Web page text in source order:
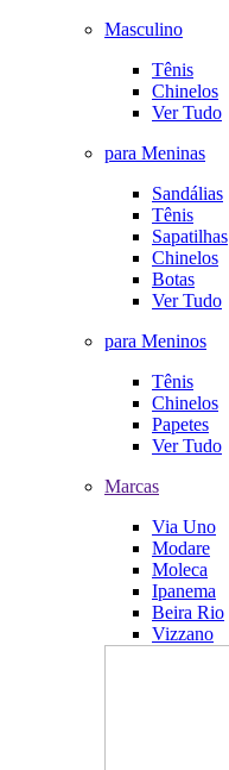
Masculino
Tênis
Chinelos
Ver Tudo
para Meninas
Sandálias
Tênis
Sapatilhas
Chinelos
Botas
Ver Tudo
para Meninos
Tênis
Chinelos
Papetes
Ver Tudo
Marcas
Via Uno
Modare
Moleca
Ipanema
Beira Rio
Vizzano